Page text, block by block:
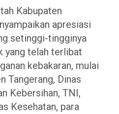
Kabupaten
apresiasi
setinggi-tingginya
yang telah terlibat
kebakaran, mulai
Tangerang, Dinas
Kebersihan, TNI,
Kesehatan, para